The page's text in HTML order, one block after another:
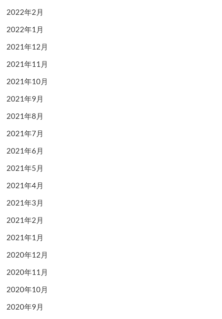
2022年2月
2022年1月
2021年12月
2021年11月
2021年10月
2021年9月
2021年8月
2021年7月
2021年6月
2021年5月
2021年4月
2021年3月
2021年2月
2021年1月
2020年12月
2020年11月
2020年10月
2020年9月